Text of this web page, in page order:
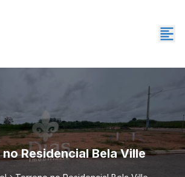
Residencial Bela Ville